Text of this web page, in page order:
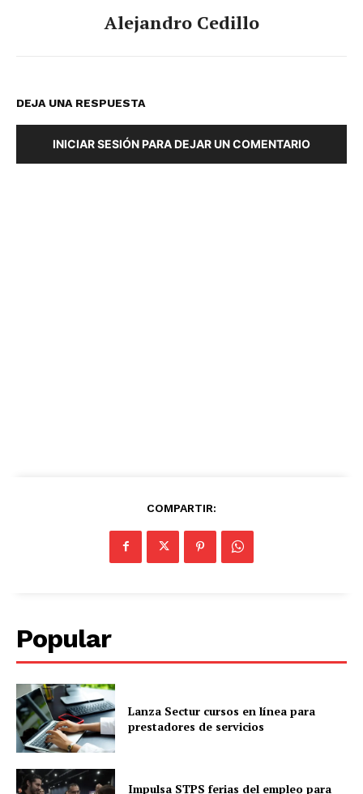
Alejandro Cedillo
DEJA UNA RESPUESTA
INICIAR SESIÓN PARA DEJAR UN COMENTARIO
COMPARTIR:
Popular
Lanza Sectur cursos en línea para
prestadores de servicios
Impulsa STPS ferias del empleo para